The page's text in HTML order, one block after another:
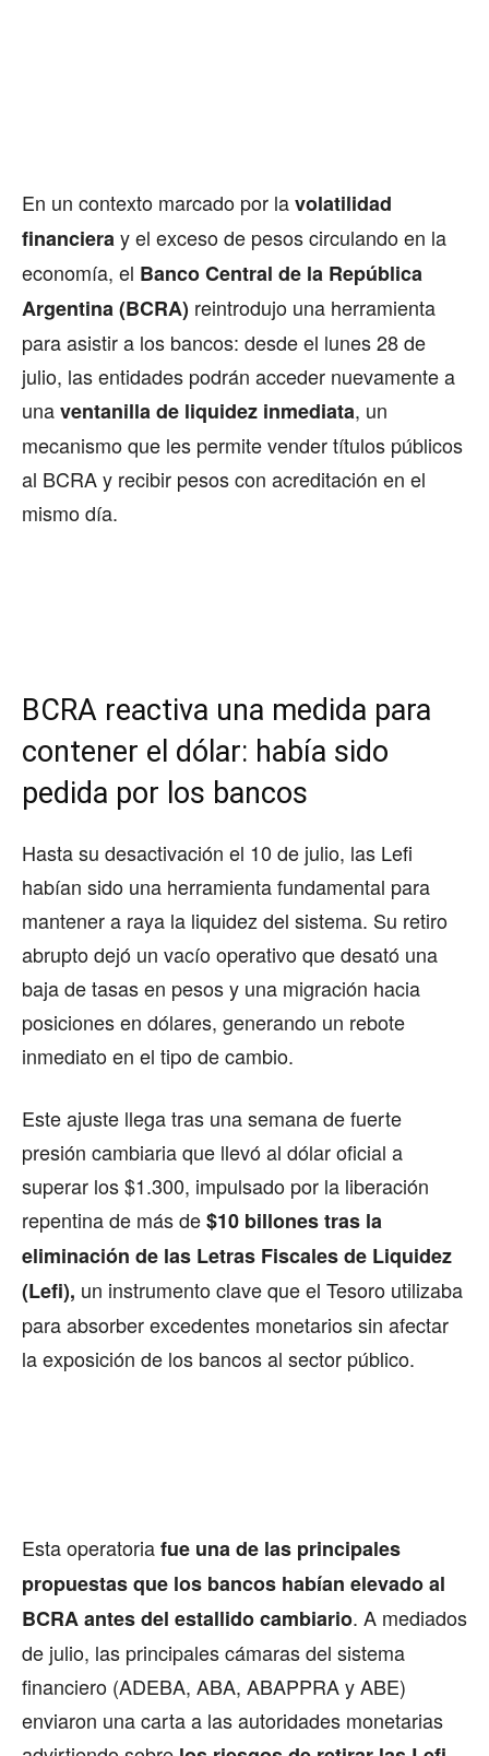
En un contexto marcado por lavolatilidad
financieray el exceso de pesos circulando en la
economía, el Banco Central de la República
Argentina (BCRA) reintrodujo una herramienta
para asistir a los bancos: desde el lunes 28 de
julio, las entidades podrán acceder nuevamente a
unaventanilla de liquidez inmediata, un
mecanismo que les permite vender títulos públicos
al BCRA y recibir pesos con acreditación en el
mismo día.
BCRA reactiva una medida para
contener el dólar: había sido
pedida por los bancos
Hasta su desactivación el 10 de julio, las Lefi
habían sido una herramienta fundamental para
mantener a raya la liquidez del sistema. Su retiro
abrupto dejó un vacío operativo que desató una
baja de tasas en pesos y una migración hacia
posiciones en dólares, generando un rebote
inmediato en el tipo de cambio.
Este ajuste llega tras una semana de fuerte
presión cambiaria que llevó al dólar oficial a
superar los $1.300, impulsado por la liberación
repentina de más de$10 billones tras la
eliminación de las Letras Fiscales de Liquidez
(Lefi), un instrumento clave que el Tesoro utilizaba
para absorber excedentes monetarios sin afectar
la exposición de los bancos al sector público.
Esta operatoriafue una de las principales
propuestas que los bancos habían elevado al
BCRA antes del estallido cambiario. A mediados
de julio, las principales cámaras del sistema
financiero (ADEBA, ABA, ABAPPRA y ABE)
enviaron una carta a las autoridades monetarias